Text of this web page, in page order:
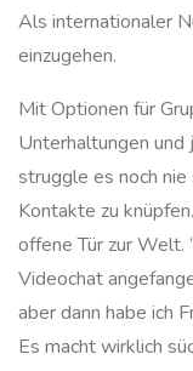
Als internationaler
einzugehen.
Mit Optionen für
Unterhaltungen
struggle es noch
Kontakte zu
offene Tür zur Welt.
Videochat
aber dann habe ich
Es macht wirklich